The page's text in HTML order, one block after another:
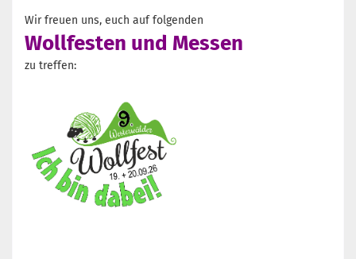
Wir freuen uns, euch auf folgenden
Wollfesten und Messen
zu treffen: